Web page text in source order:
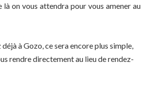
là on vous attendra pour vous amener au
à Gozo, ce sera encore plus simple,
rendre directement au lieu de rendez-